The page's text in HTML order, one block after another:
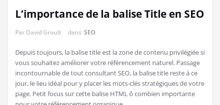
L’importance de la balise Title en SEO
Par David Groult dans SEO
Depuis toujours, la balise title est la zone de contenu privilégiée si
vous souhaitez améliorer votre référencement naturel. Passage
incontournable de tout consultant SEO, la balise title reste à ce
jour, le lieu idéal pour y placer les mots-clés stratégiques de votre
page. Petit focus sur cette balise HTML ô combien importante